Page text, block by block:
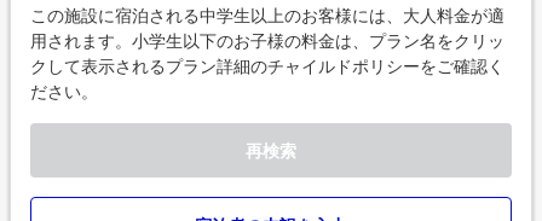
この施設に宿泊される中学生以上のお客様には、大人料金が適
用されます。小学生以下のお子様の料金は、プラン名をクリッ
クして表示されるプラン詳細のチャイルドポリシーをご確認く
ださい。
再検索